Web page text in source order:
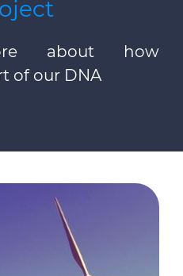
about how
of our DNA